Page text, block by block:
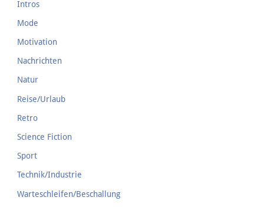
Intros
Mode
Motivation
Nachrichten
Natur
Reise/Urlaub
Retro
Science Fiction
Sport
Technik/Industrie
Warteschleifen/Beschallung